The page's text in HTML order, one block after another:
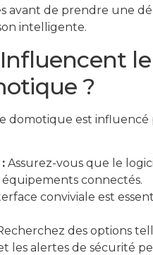
avant de prendre une
intelligente.
?
domotique est influencé
Assurez-vous que le
connectés.
conviviale est
des options
les alertes de sécurité